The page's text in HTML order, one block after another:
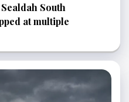
South
at multiple